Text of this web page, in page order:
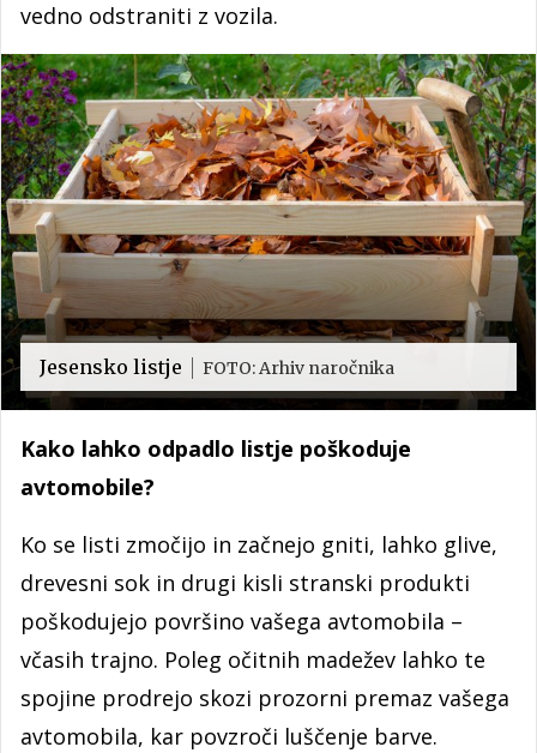
vedno odstraniti z vozila.
Jesensko listje FOTO: Arhiv naročnika
Kako lahko odpadlo listje poškoduje
avtomobile?
Ko se listi zmočijo in začnejo gniti, lahko glive,
drevesni sok in drugi kisli stranski produkti
poškodujejo površino vašega avtomobila –
včasih trajno. Poleg očitnih madežev lahko te
spojine prodrejo skozi prozorni premaz vašega
avtomobila, kar povzroči luščenje barve.